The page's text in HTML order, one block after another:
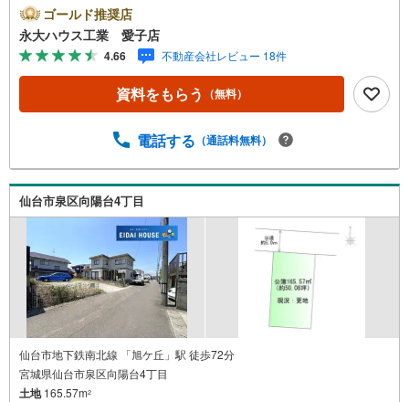
＜豊富な不動産知識＞戸建・マンション・土地…と種別を
問わず不動産を取り扱っております。さらに教育施設や商
業施設、子育て環境や行政などの地域情報を総合し、お客
様により良い物件選びをしていただけるよう、しっかりと
サポートさせていただきます。2.＜経験豊富なスタッフ＞
当社では【購入】【売却】【引っ越し】【リフォーム】な
なる住宅ローンや各種税金についても、誠心誠意ご説明さ
子様連れのご家族皆様で、ぜひお越しください。営業時間:
10:00～18:00（定休日:火・水曜日 ※店舗により変動あ
り）現地のご案内も可能ですので、どうぞお気軽にお問い
合わせください！
ゴールド推奨店
永大ハウス工業 愛子店
4.66 不動産会社レビュー 18件
資料をもらう （無料）
電話する （通話料無料）
仙台市泉区向陽台4丁目
仙台市地下鉄南北線 「旭ケ丘」駅 徒歩72分
宮城県仙台市泉区向陽台4丁目
土地165.57m2